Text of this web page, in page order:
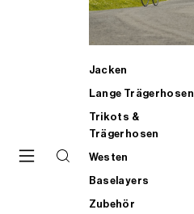
Jacken
Lange Trägerhosen
Trikots &
Trägerhosen
Westen
Baselayers
Zubehör